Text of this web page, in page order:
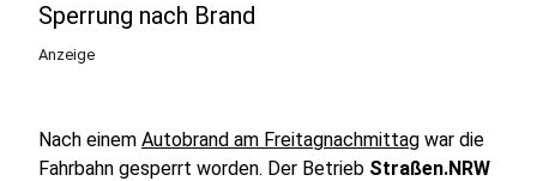
Sperrung nach Brand
Anzeige
Nach einem Autobrand am Freitagnachmittag war die
Fahrbahn gesperrt worden. Der Betrieb Straßen.NRW